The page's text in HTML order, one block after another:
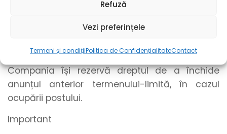
Refuză
Vezi preferințele
Termeni și condițiiPolitica de ConfidențialitateContact
realizează pe parcursul perioadei de publicare
postului și de numărul candidaturilor primite.
Compania își rezervă dreptul de a închide
anunțul anterior termenului-limită, în cazul
ocupării postului.
Important